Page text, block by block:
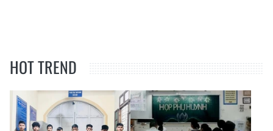
HOT TREND